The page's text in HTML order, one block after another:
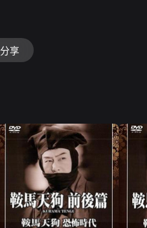
分享